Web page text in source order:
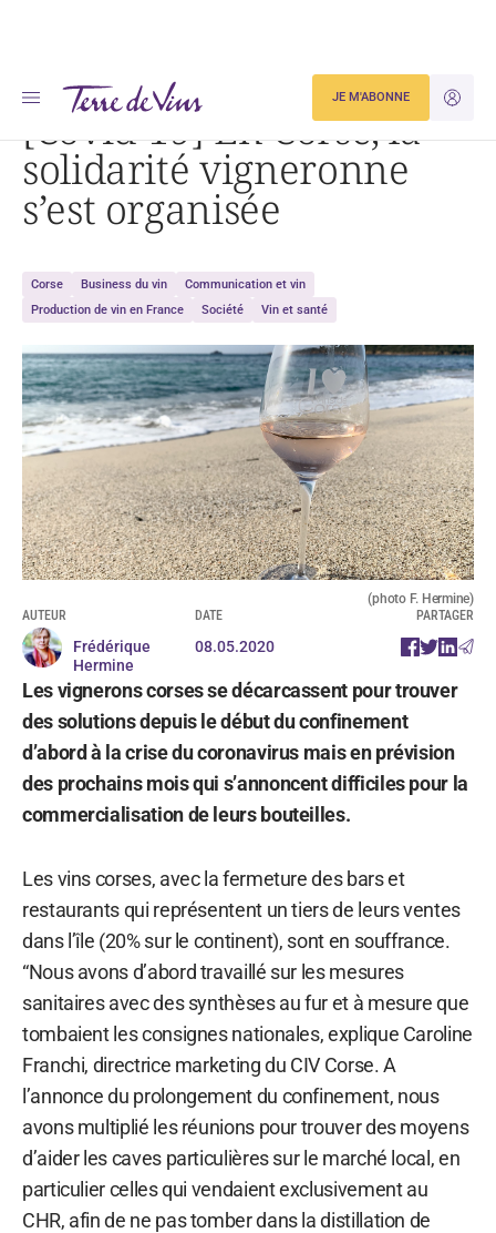
JE
JE M'ABONNE
Accueil [Covid-19] En Corse, la solidarité vigneronne s’est organisée
[Covid-19] En Corse, la
solidarité vigneronne
s’est organisée
Corse Business du vin
Communication et vin
Production de vin en France
Société Vin et santé
(photo F. Hermine)
AUTEUR
Frédérique
Hermine
DATE
08.05.2020
PARTAGER
Les vignerons corses se décarcassent pour trouver
des solutions depuis le début du confinement
d’abord à la crise du coronavirus mais en prévision
des prochains mois qui s’annoncent difficiles pour la
commercialisation de leurs bouteilles.
Les vins corses, avec la fermeture des bars et
restaurants qui représentent un tiers de leurs ventes
dans l’île (20% sur le continent), sont en souffrance.
“Nous avons d’abord travaillé sur les mesures
sanitaires avec des synthèses au fur et à mesure que
tombaient les consignes nationales, explique Caroline
Franchi, directrice marketing du CIV Corse. A
l’annonce du prolongement du confinement, nous
avons multiplié les réunions pour trouver des moyens
d’aider les caves particulières sur le marché local, en
particulier celles qui vendaient exclusivement au
CHR, afin de ne pas tomber dans la distillation de